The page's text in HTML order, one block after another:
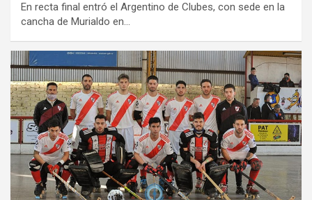
En recta final entró el Argentino de Clubes, con sede en la
cancha de Murialdo en…